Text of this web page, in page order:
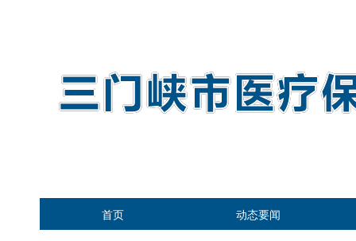
首页 动态要闻